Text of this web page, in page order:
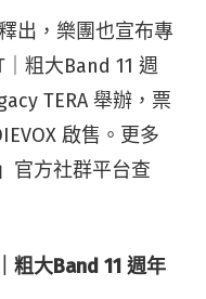
出，樂團也宣布專
｜粗大Band 11 週
TERA 舉辦，票
啟售。更多
官方社群平台查
粗大Band 11 週年